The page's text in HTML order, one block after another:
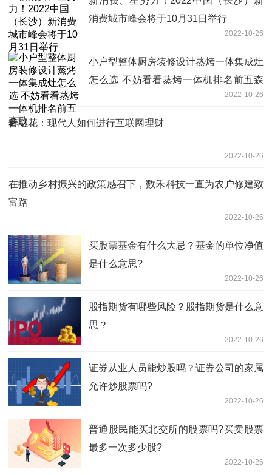
消费城市峰会将于10月31日举行
2022-10-26
小户型整体厨房装修设计蒸烤一体集成灶
怎么选 不妨看看蒸烤一体机排名前五森
2022-10-26
普融花：现代人如何进行互联网理财
2022-10-26
在推动乡村振兴的政策感召下，数禾科技一直为农户修建致
富路
2022-10-26
买股票基金有什么大忌？基金的单位净值
是什么意思?
2022-10-26
股指期货有哪些风险？股指期货是什么意
思？
2022-10-26
证券从业人员能炒股吗？证券公司的家属
允许炒股票吗?
2022-10-26
普通股民能买北交所的股票吗?买卖股票
最多一次多少股?
2022-10-26